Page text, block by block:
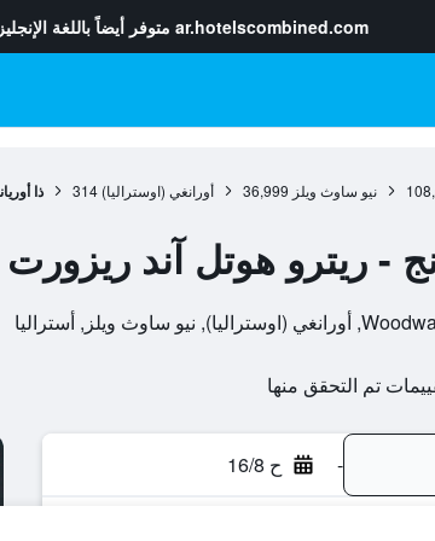
ar.hotelscombined.com متوفر أيضاً باللغة
نيو ساوث ويلز 36,999 أورانغي (اوستراليا) 314 ذا
- ريترو هوتل آند ريزورت
- ح 16/8